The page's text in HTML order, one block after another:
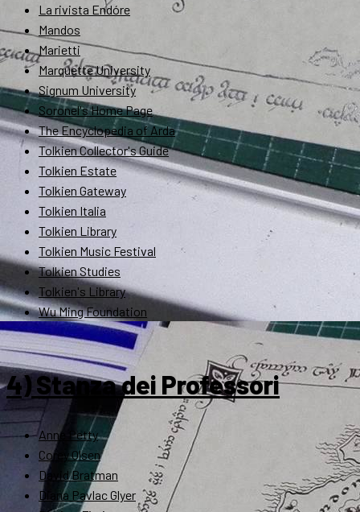
La rivista Endóre
Mandos
Marietti
Marquette University
Signum University
Soronel's Home Page
The Encyclopedia of Arda
Tolkien Collector's Guide
Tolkien Estate
Tolkien Gateway
Tolkien Italia
Tolkien Library
Tolkien Music Festival
Tolkien Studies
Tolkien's Library
Wu Ming Foundation
4) Stanza dei Professori
Anne Petty
Corey Olsen
David Bratman
Diana Pavlac Glyer